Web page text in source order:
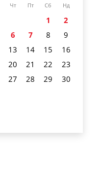
Чт Пт Сб Нд
1
2
6 7 8
9
13 14 15
16
20 21 22
23
27 28 29
30